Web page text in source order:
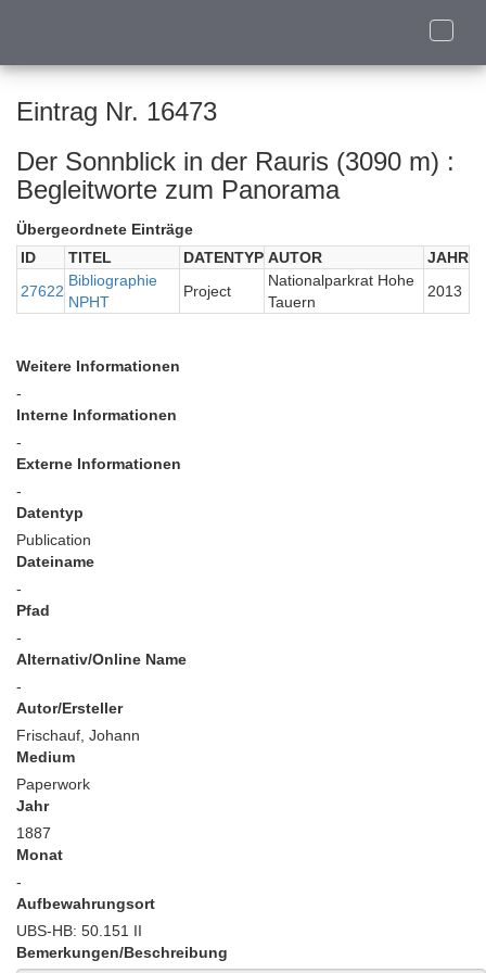
Toggle
Eintrag Nr. 16473
Der Sonnblick in der Rauris (3090 m) :
Begleitworte zum Panorama
Übergeordnete Einträge
ID
TITEL DATENTYP AUTOR
JAHR
27622
Bibliographie
NPHT
Project
Nationalparkrat Hohe
Tauern
2013
Weitere Informationen
-
Interne Informationen
-
Externe Informationen
-
Datentyp
Publication
Dateiname
-
Pfad
-
Alternativ/Online Name
-
Autor/Ersteller
Frischauf, Johann
Medium
Paperwork
Jahr
1887
Monat
-
Aufbewahrungsort
UBS-HB: 50.151 II
Bemerkungen/Beschreibung